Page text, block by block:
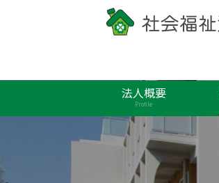
法人概要
Profile